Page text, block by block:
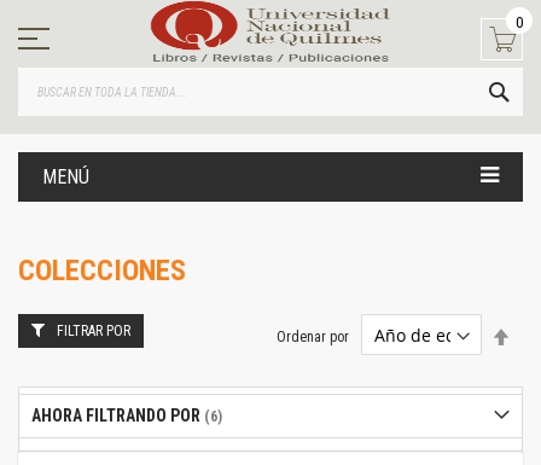
contenido
0
MENÚ
COLECCIONES
Ordenar por
FILTRAR POR
AHORA FILTRANDO POR